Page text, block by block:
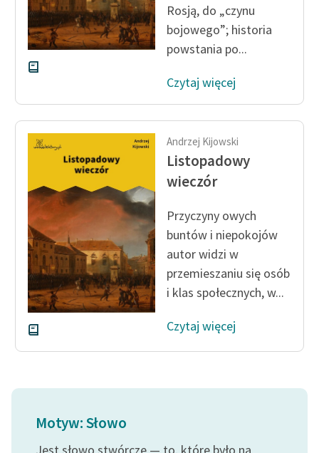
Rosją, do „czynu
bojowego”; historia
powstania po...
Czytaj więcej
Andrzej Kijowski
Listopadowy
wieczór
Przyczyny owych
buntów i niepokojów
autor widzi w
przemieszaniu się osób
i klas społecznych, w...
Czytaj więcej
Motyw: Słowo